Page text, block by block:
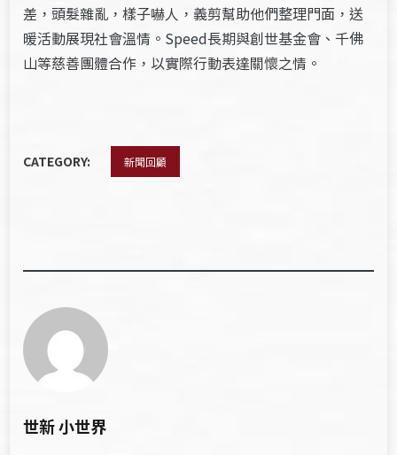
差，頭髮雜亂，樣子嚇人，義剪幫助他們整理門面，送
暖活動展現社會溫情。Speed長期與創世基金會、千佛
山等慈善團體合作，以實際行動表達關懷之情。
CATEGORY: 新聞回顧
世新 小世界